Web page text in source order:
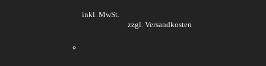
inkl. MwSt.
zzgl. Versandkosten